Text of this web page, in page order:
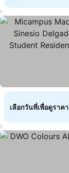
เลือกวันที่เพื่อดูราค